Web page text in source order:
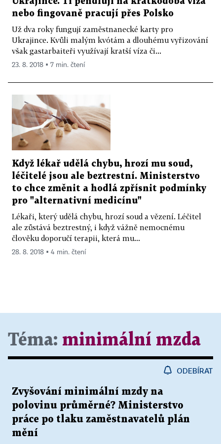
nebo fingovaně pracují přes Polsko
Už dva roky fungují zaměstnanecké karty pro
Ukrajince. Kvůli malým kvótám a dlouhému vyřizování
však gastarbaiteři využívají kratší víza či...
23. 8. 2018 ▪ 7 min. čtení
Když lékař udělá chybu, hrozí mu soud,
léčitelé jsou ale beztrestní. Ministerstvo
to chce změnit a hodlá zpřísnit podmínky
pro "alternativní medicínu"
Lékaři, který udělá chybu, hrozí soud a vězení. Léčitel
ale zůstává beztrestný, i když vážně nemocnému
člověku doporučí terapii, která mu...
28. 8. 2018 ▪ 4 min. čtení
Téma: minimální mzda
ODEBÍRAT
Zvyšování minimální mzdy na
polovinu průměrné? Ministerstvo
práce po tlaku zaměstnavatelů plán
mění